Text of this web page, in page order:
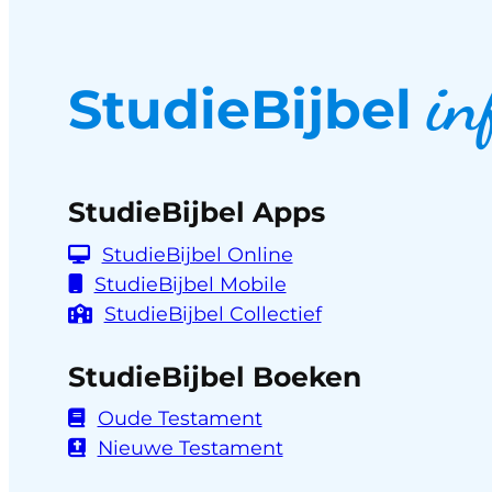
StudieBijbel
StudieBijbel Apps
StudieBijbel Online
StudieBijbel Mobile
StudieBijbel Collectief
StudieBijbel Boeken
Oude Testament
Nieuwe Testament